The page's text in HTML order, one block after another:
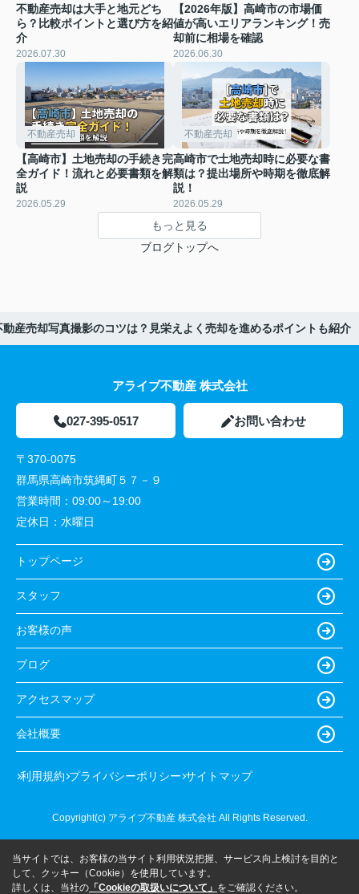
不動産売却は大手と地元どち
ら？比較ポイントと選び方を紹
介
2026.07.30
【2026年版】高崎市の市場価
値が高いエリアランキング！売
却前に相場を確認
2026.06.30
不動産売却
【高崎市】土地売却の手続き完
全ガイド！流れと必要書類を解
説
2026.05.29
不動産売却
高崎市で土地売却時に必要な書
類は？提出場所や時期を徹底解
説！
2026.05.29
もっと見る
ブログトップへ
動産売却写真撮影のコツは？見栄えよく売却を進めるポイントも紹介
アライブ不動産 株式会社
027-395-0517 お問い合わせ
〒370-0075
群馬県高崎市筑縄町５７－９
営業時間： 09:00～19:00
定休日： 水曜日
トップページ
スタッフ
お客様の声
ブログ
アクセスマップ
会社概要
利用規約 プライバシーポリシー サイトマップ
Copyright(c) アライブ不動産 株式会社 All Rights Reserved.
当サイトでは、お客様の当サイト利用状況把握、サービス向上検討を目的と
して、クッキー（Cookie）を使用しています。
詳しくは、当社の 「Cookieの取扱いについて」 をご確認ください。